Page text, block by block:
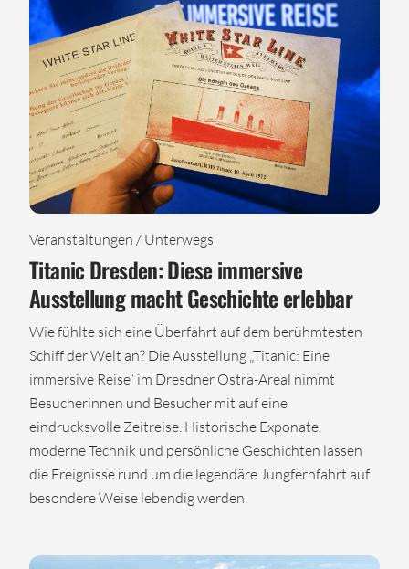
Veranstaltungen / Unterwegs
Titanic Dresden: Diese immersive
Ausstellung macht Geschichte erlebbar
Wie fühlte sich eine Überfahrt auf dem berühmtesten
Schiff der Welt an? Die Ausstellung „Titanic: Eine
immersive Reise“ im Dresdner Ostra-Areal nimmt
Besucherinnen und Besucher mit auf eine
eindrucksvolle Zeitreise. Historische Exponate,
moderne Technik und persönliche Geschichten lassen
die Ereignisse rund um die legendäre Jungfernfahrt auf
besondere Weise lebendig werden.